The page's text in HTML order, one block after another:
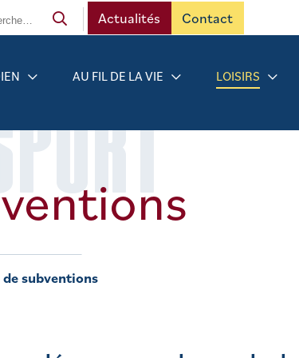
Contact
Actualités
AU FIL DE LA VIE LOISIRS
subventions